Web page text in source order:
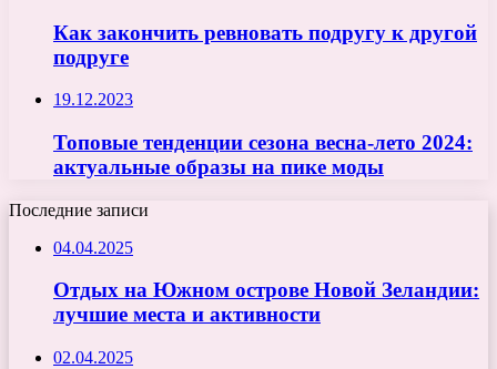
Как закончить ревновать подругу к другой
подруге
19.12.2023
Топовые тенденции сезона весна-лето 2024:
актуальные образы на пике моды
Последние записи
04.04.2025
Отдых на Южном острове Новой Зеландии:
лучшие места и активности
02.04.2025